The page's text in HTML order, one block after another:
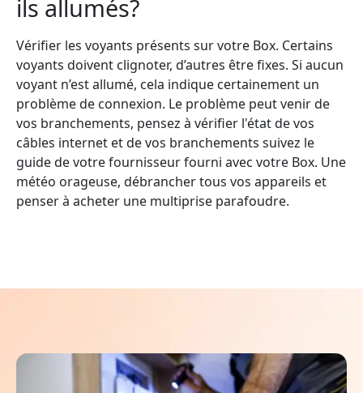
ils allumés?
Vérifier les voyants présents sur votre Box. Certains
voyants doivent clignoter, d’autres être fixes. Si aucun
voyant n’est allumé, cela indique certainement un
problème de connexion. Le problème peut venir de
vos branchements, pensez à vérifier l'état de vos
câbles internet et de vos branchements suivez le
guide de votre fournisseur fourni avec votre Box. Une
météo orageuse, débrancher tous vos appareils et
penser à acheter une multiprise parafoudre.